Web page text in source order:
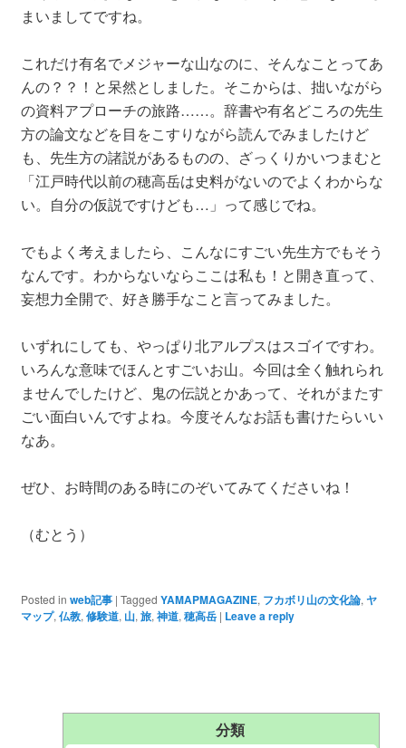
まいましてですね。
これだけ有名でメジャーな山なのに、そんなことってあ
んの？？！と呆然としました。そこからは、拙いながら
の資料アプローチの旅路……。辞書や有名どころの先生
方の論文などを目をこすりながら読んでみましたけど
も、先生方の諸説があるものの、ざっくりかいつまむと
「江戸時代以前の穂高岳は史料がないのでよくわからな
い。自分の仮説ですけども…」って感じでね。
でもよく考えましたら、こんなにすごい先生方でもそう
なんです。わからないならここは私も！と開き直って、
妄想力全開で、好き勝手なこと言ってみました。
いずれにしても、やっぱり北アルプスはスゴイですわ。
いろんな意味でほんとすごいお山。今回は全く触れられ
ませんでしたけど、鬼の伝説とかあって、それがまたす
ごい面白いんですよね。今度そんなお話も書けたらいい
なあ。
ぜひ、お時間のある時にのぞいてみてくださいね！
（むとう）
Posted in web記事 | Tagged YAMAPMAGAZINE, フカボリ山の文化論, ヤ
マップ, 仏教, 修験道, 山, 旅, 神道, 穂高岳 | Leave a reply
分類